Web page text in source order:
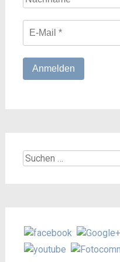
Suchen